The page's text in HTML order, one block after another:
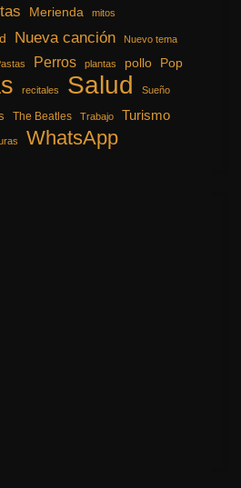
Merienda mitos
Nueva canción Nuevo tema
Perros plantas pollo
Pop
recitales Salud Sueño
The Beatles Trabajo Turismo
WhatsApp